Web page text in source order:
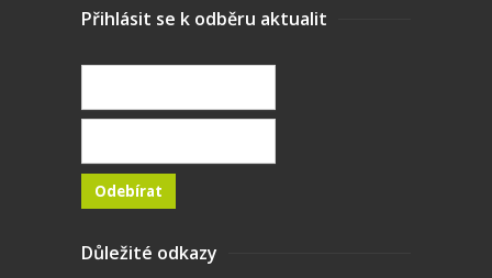
Přihlásit se k odběru aktualit
Důležité odkazy